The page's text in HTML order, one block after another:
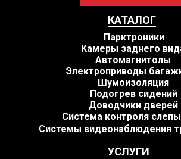
УСЛУГИ
КАТАЛОГ
Автомагнитолы
Шумоизоляция
Парктроники
Электроприводы
Система контроля
Системы видеонаблюдения
Камеры заднего
Подогрев сидений
Доводчики дверей